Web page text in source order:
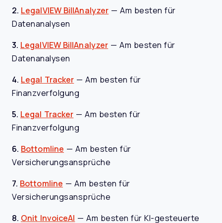
2. LegalVIEW BillAnalyzer —Am besten für
Datenanalysen
3. LegalVIEW BillAnalyzer —Am besten für
Datenanalysen
4. Legal Tracker —Am besten für
Finanzverfolgung
5. Legal Tracker —Am besten für
Finanzverfolgung
6. Bottomline — Am besten für
Versicherungsansprüche
7. Bottomline — Am besten für
Versicherungsansprüche
8. Onit InvoiceAI —Am besten für KI-gesteuerte